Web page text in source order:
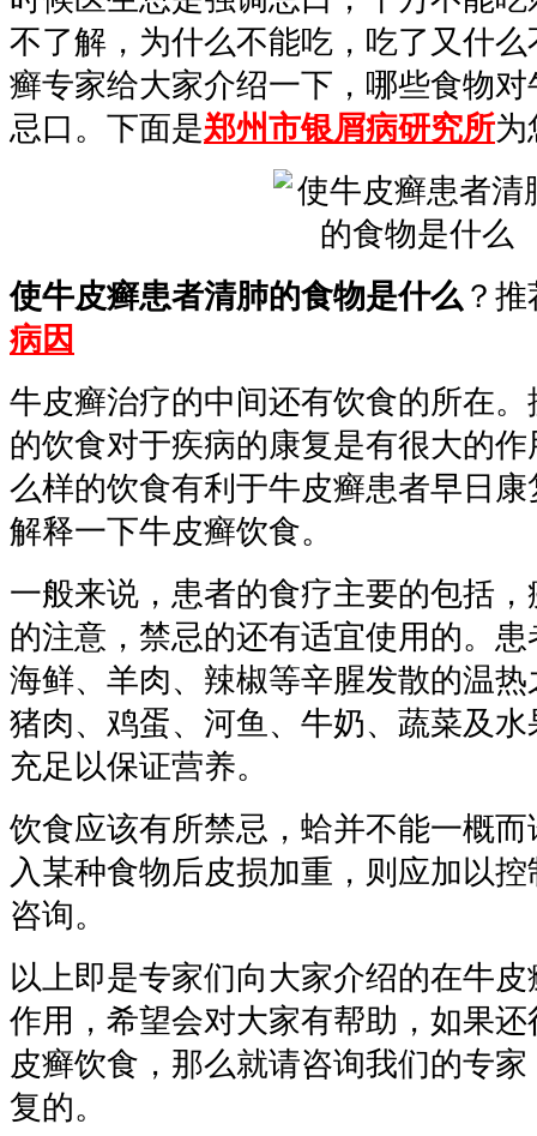
不了解，为什么不能吃，吃了又什
癣专家给大家介绍一下，哪些食物
忌口。下面是郑州市银屑病研究所为
使牛皮癣患者清肺的食物是什么 ？
病因
牛皮癣治疗的中间还有饮食的所在
的饮食对于疾病的康复是有很大的
么样的饮食有利于牛皮癣患者早日
解释一下牛皮癣饮食。
一般来说，患者的食疗主要的包括
的注意，禁忌的还有适宜使用的。
海鲜、羊肉、辣椒等辛腥发散的温
猪肉、鸡蛋、河鱼、牛奶、蔬菜及
充足以保证营养。
饮食应该有所禁忌，蛤并不能一概
入某种食物后皮损加重，则应加以
咨询。
以上即是专家们向大家介绍的在牛
作用，希望会对大家有帮助，如果
皮癣饮食，那么就请咨询我们的专
复的。